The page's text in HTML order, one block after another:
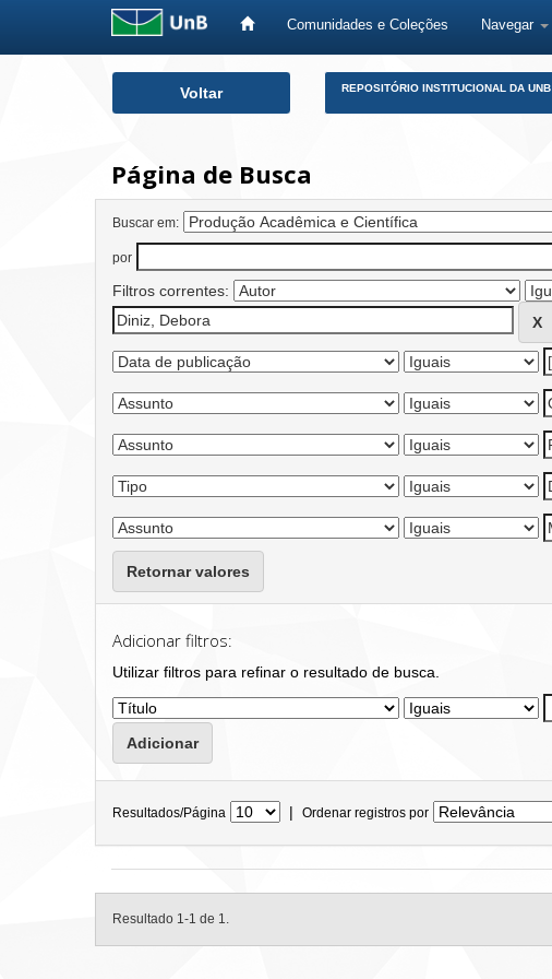
Comunidades e Coleções Navegar
Voltar REPOSITÓRIO INSTITUCIONAL DA UNB
Página de Busca
Buscar em:
por
Filtros correntes:
Retornar valores
Adicionar filtros:
Utilizar filtros para refinar o resultado de busca.
Resultados/Página | Ordenar registros por
Resultado 1-1 de 1.